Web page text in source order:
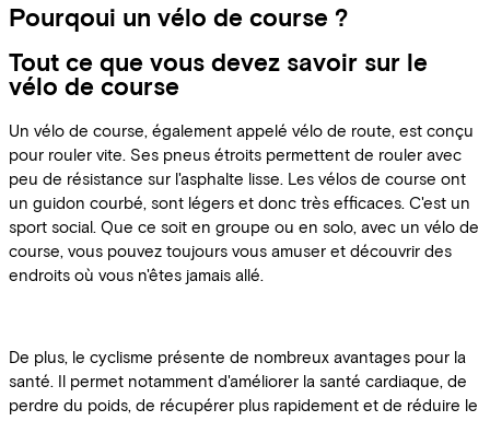
Pourqoui un vélo de course ?
Tout ce que vous devez savoir sur le
vélo de course
Un vélo de course, également appelé vélo de route, est conçu
pour rouler vite. Ses pneus étroits permettent de rouler avec
peu de résistance sur l'asphalte lisse. Les vélos de course ont
un guidon courbé, sont légers et donc très efficaces. C'est un
sport social. Que ce soit en groupe ou en solo, avec un vélo de
course, vous pouvez toujours vous amuser et découvrir des
endroits où vous n'êtes jamais allé.
De plus, le cyclisme présente de nombreux avantages pour la
santé. Il permet notamment d'améliorer la santé cardiaque, de
perdre du poids, de récupérer plus rapidement et de réduire le